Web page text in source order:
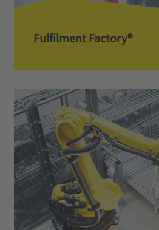
Fulfilment Factory®